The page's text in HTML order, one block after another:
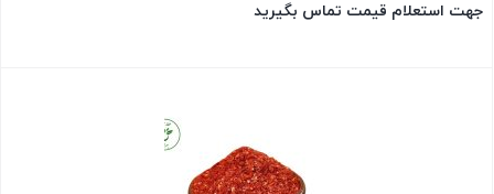
جهت استعلام قیمت تماس بگیرید